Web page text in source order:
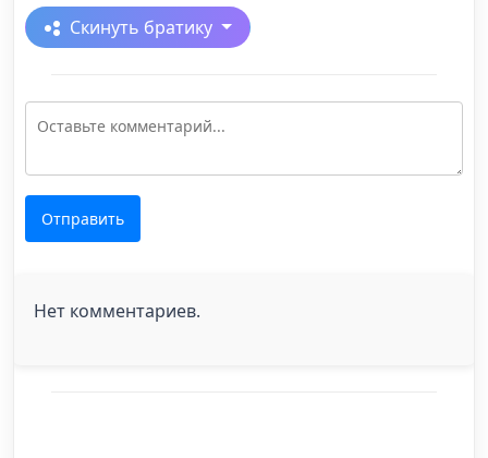
Скинуть братику
Отправить
Нет комментариев.